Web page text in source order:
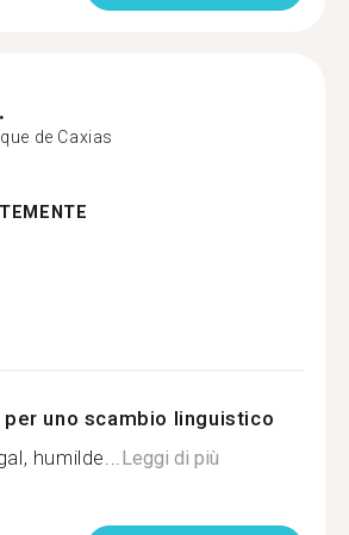
de Caxias
uno scambio linguistico
humilde...Leggi di più